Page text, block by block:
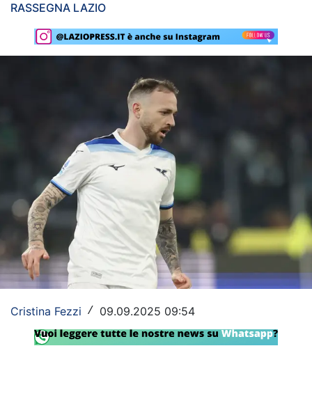
Lazio Women
Rassegna Lazio
Champions League
Europa League
Altri Sport
Formula 1
Tennis
RASSEGNA LAZIO
Cristina Fezzi / 09.09.2025 09:54